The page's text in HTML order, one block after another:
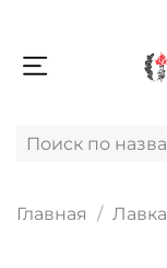
Главная Лавка